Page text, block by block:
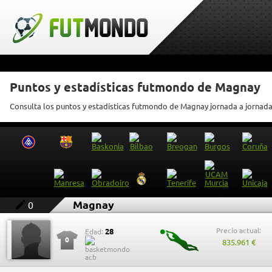
Puntos y estadísticas futmondo de Magnay
Consulta los puntos y estadísticas futmondo de Magnay jornada a jornada
0 Magnay
0
Edad: 28 Precio actual:
835.961 €